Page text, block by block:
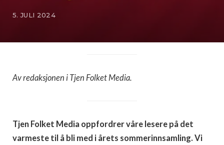
5. JULI 2024
Av redaksjonen i Tjen Folket Media.
Tjen Folket Media oppfordrer våre lesere på det
varmeste til å bli med i årets sommerinnsamling. Vi